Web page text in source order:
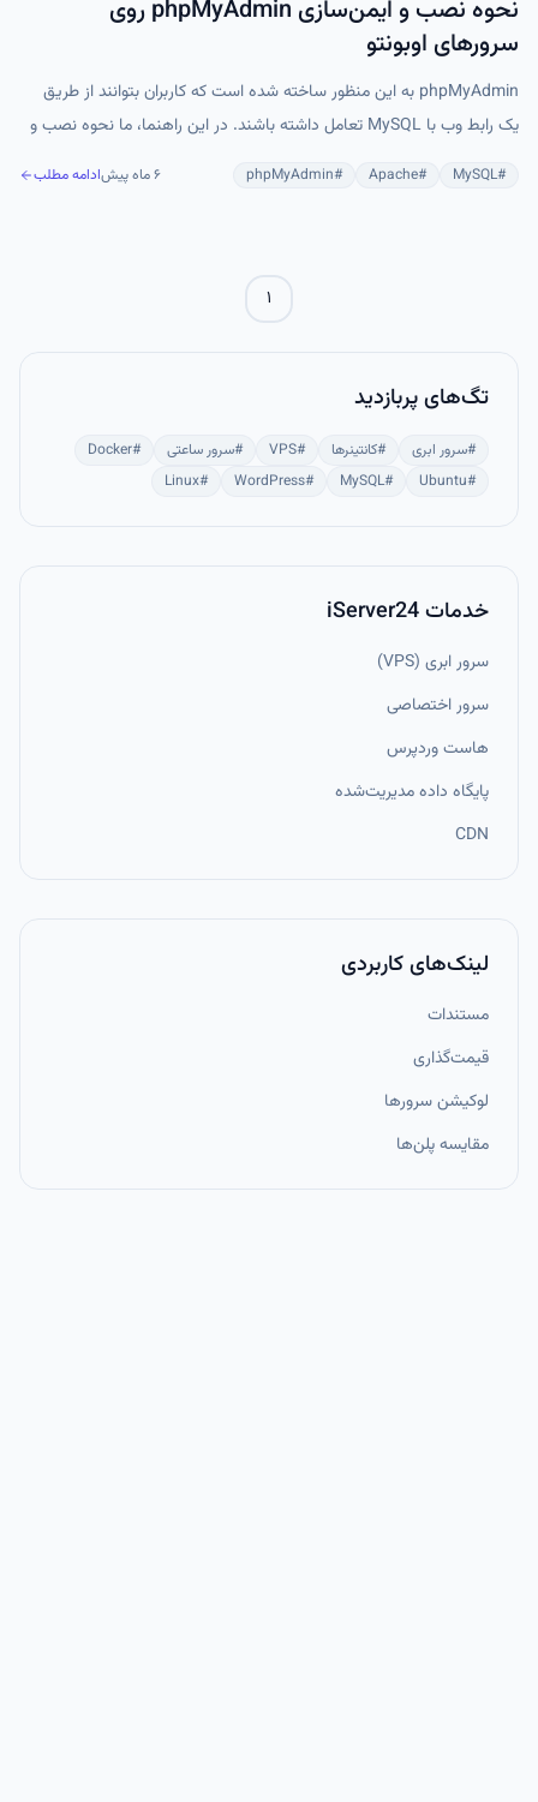
نحوه نصب و ایمن‌سازی phpMyAdmin روی
سرورهای اوبونتو
phpMyAdmin به این منظور ساخته شده است که کاربران بتوانند از طریق
یک رابط وب با MySQL تعامل داشته باشند. در این راهنما، ما نحوه نصب و
#
MySQL
#
Apache
#
phpMyAdmin ۶ ماه پیش ادامه مطلب
۱
تگ‌های پربازدید
#سرور ابری #کانتینرها #
VPS
#سرور ساعتی #
Docker
#
Ubuntu
#
MySQL
#
WordPress
#
Linux
خدمات iServer24
سرور ابری (VPS)
سرور اختصاصی
هاست وردپرس
پایگاه داده مدیریت‌شده
CDN
لینک‌های کاربردی
مستندات
قیمت‌گذاری
لوکیشن سرورها
مقایسه پلن‌ها